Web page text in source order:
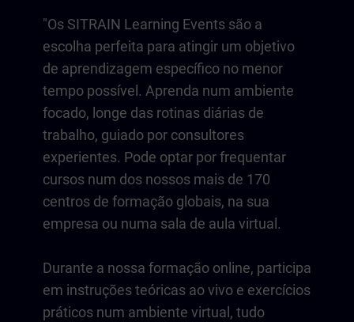
"Os SITRAIN Learning Events são a
escolha perfeita para atingir um objetivo
de aprendizagem específico no menor
tempo possível. Aprenda num ambiente
focado, longe das rotinas diárias de
trabalho, guiado por consultores
experientes. Pode optar por frequentar
cursos num dos nossos mais de 170
centros de formação globais, na sua
empresa ou numa sala de aula virtual.
Durante a nossa formação online, participa
em instruções teóricas ao vivo e exercícios
práticos num ambiente virtual, tudo